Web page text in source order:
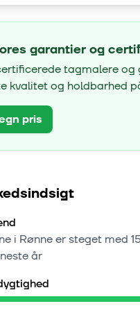
garantier og
tagmalere og
kvalitet og holdbarhed
pris
i Rønneer steget med
år